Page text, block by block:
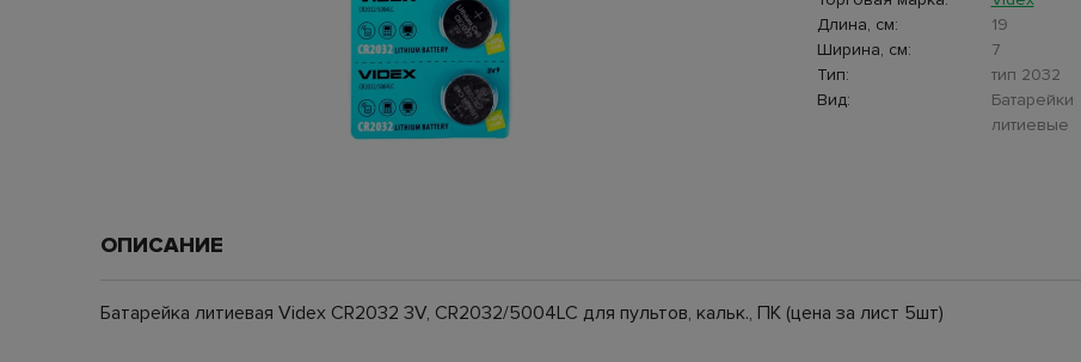
Длина, см:
19
Ширина, см:
7
Тип:
тип 2032
Вид:
Батарейки
литиевые
ОПИСАНИЕ
Батарейка литиевая Videx CR2032 3V, CR2032/5004LC для пультов, кальк., ПК (цена за лист 5шт)